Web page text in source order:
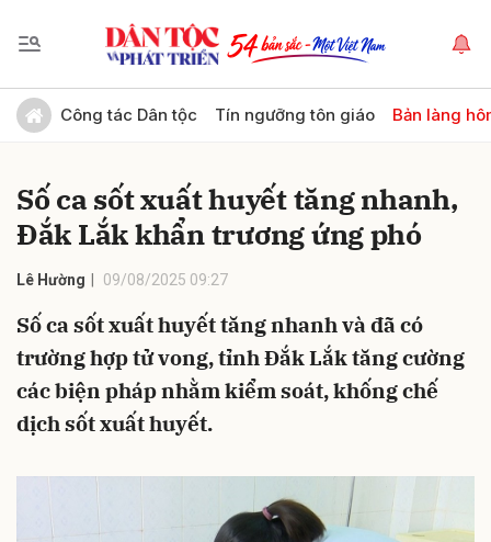
Công tác Dân tộc Tín ngưỡng tôn giáo Bản làng
Số ca sốt xuất huyết tăng nhanh,
Đắk Lắk khẩn trương ứng phó
Lê Hường 09/08/2025 09:27
Số ca sốt xuất huyết tăng nhanh và đã có
trường hợp tử vong, tỉnh Đắk Lắk tăng cường
các biện pháp nhằm kiểm soát, khống chế
dịch sốt xuất huyết.
Gửi bình luận
Hủy